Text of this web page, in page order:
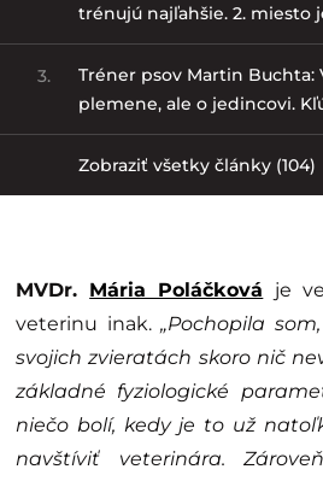
trénujú najľahšie. 2. miesto
3.
Tréner psov Martin Buchta:
plemene, ale o jedincovi.
Zobraziť všetky články (104)
MVDr. Mária Poláčková je
veterinu inak.„Pochopila
svojich zvieratách skoro nič
základné fyziologické
niečo bolí, kedy je to už
navštíviť veterinára.